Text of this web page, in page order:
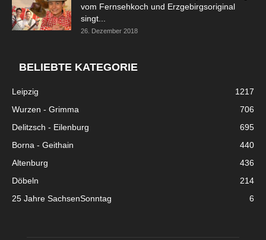
vom Fernsehkoch und Erzgebirgsoriginal
singt...
26. Dezember 2018
BELIEBTE KATEGORIE
Leipzig
1217
Wurzen - Grimma
706
Delitzsch - Eilenburg
695
Borna - Geithain
440
Altenburg
436
Döbeln
214
25 Jahre SachsenSonntag
6